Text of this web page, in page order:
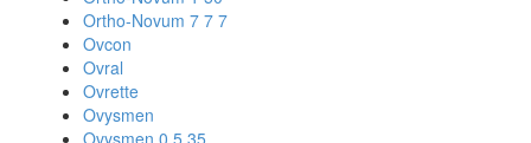
Ortho-Novum 7 7 7
Ovcon
Ovral
Ovrette
Ovysmen
Ovysmen 0.5 35